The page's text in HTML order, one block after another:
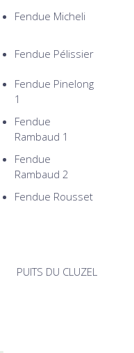
Fendue Micheli
Fendue Pélissier
Fendue Pinelong
1
Fendue
Rambaud 1
Fendue
Rambaud 2
Fendue Rousset
PUITS DU CLUZEL